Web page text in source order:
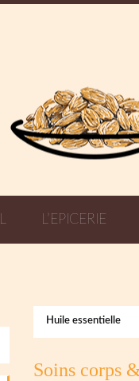
L’EPICERIE
Huile essentielle
Soins corps